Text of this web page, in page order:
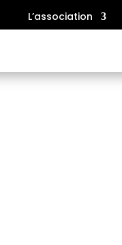
L’association